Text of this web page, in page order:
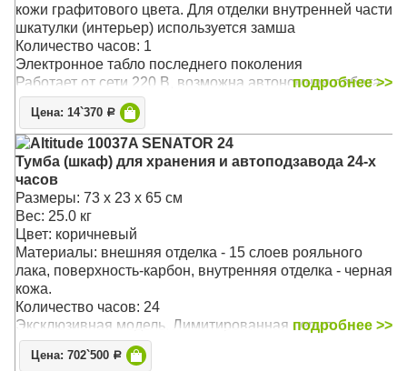
кожи графитового цвета. Для отделки внутренней части
шкатулки (интерьер) используется замша
Количество часов: 1
Электронное табло последнего поколения
Работает от сети 220 В, возможна автономная работа
от батареек (2 штуки, тип D). Адаптер в комплекте.
Идеально подходит для автоподзавода большинства
механических часов
Возможность выбора пользовательского режима и
регулировка количества оборотов
Основной режим - 1800 оборотов в сутки
Подушечка и держатель - универсальные, размер
регулируется под конкретные часы
подробнее >>
Цена: 14`370 Р
Altitude 10037A SENATOR 24
Тумба (шкаф) для хранения и автоподзавода 24-х
часов
Размеры: 73 х 23 х 65 см
Вес: 25.0 кг
Цвет: коричневый
Материалы: внешняя отделка - 15 слоев рояльного
лака, поверхность-карбон, внутренняя отделка - черная
кожа.
Количество часов: 24
Эксклюзивная модель. Лимитированная серия
Индикатор включения
Светодиодная подсветка
подробнее >>
Цена: 702`500 Р